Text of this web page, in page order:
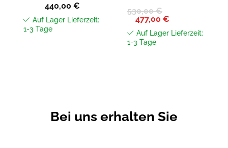
440,00 €
Auf Lager Lieferzeit:
1-3 Tage
530,00€
Ursprünglicher
Preis
war:
530,00 €
477,00 €
ist:
477,00 €.
Auf Lager Lieferzeit:
1-3 Tage
Bei uns erhalten Sie